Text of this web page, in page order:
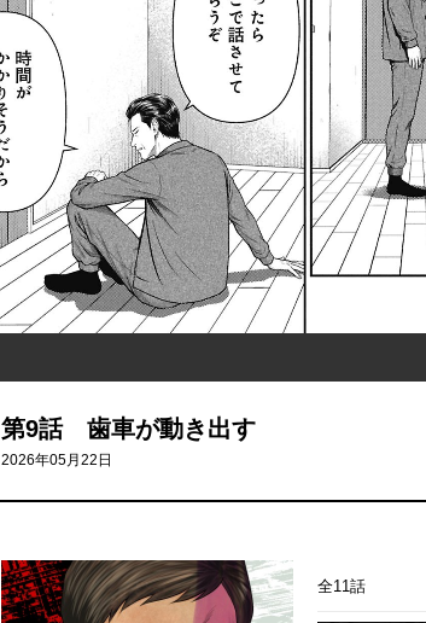
第9話 歯車が動き出す
2026年05月22日
全11話